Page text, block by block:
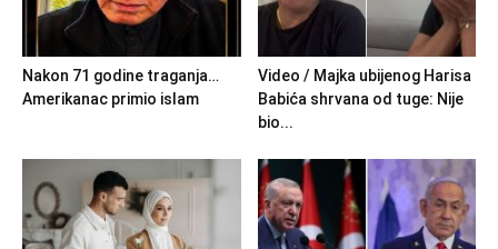
Nakon 71 godine traganja…
Amerikanac primio islam
Video / Majka ubijenog Harisa
Babića shrvana od tuge: Nije
bio...